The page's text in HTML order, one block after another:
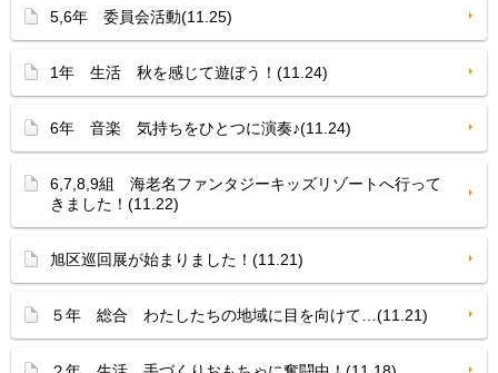
5,6年 委員会活動(11.25)
1年 生活 秋を感じて遊ぼう！(11.24)
6年 音楽 気持ちをひとつに演奏♪(11.24)
6,7,8,9組 海老名ファンタジーキッズリゾートへ行って
きました！(11.22)
旭区巡回展が始まりました！(11.21)
５年 総合 わたしたちの地域に目を向けて…(11.21)